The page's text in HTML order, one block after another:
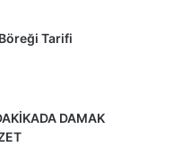
Tarifi
DAMAK